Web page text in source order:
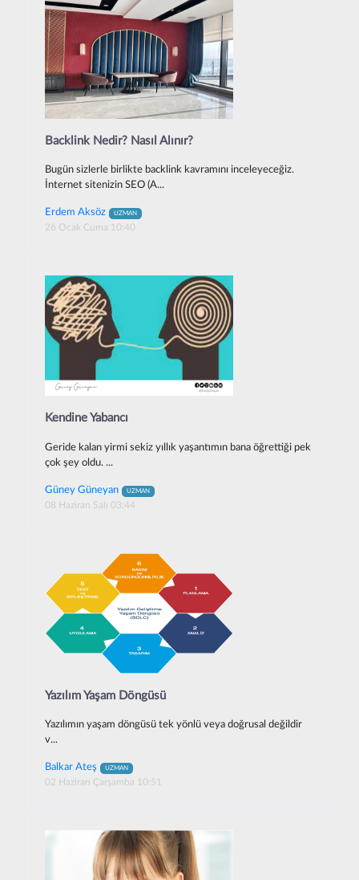
Backlink Nedir? Nasıl Alınır?
Bugün sizlerle birlikte backlink kavramını inceleyeceğiz.
İnternet sitenizin SEO (A...
Erdem Aksöz UZMAN
26 Ocak Cuma 10:40
Kendine Yabancı
Geride kalan yirmi sekiz yıllık yaşantımın bana öğrettiği pek
çok şey oldu. ...
Güney Güneyan UZMAN
08 Haziran Salı 03:44
Yazılım Yaşam Döngüsü
Yazılımın yaşam döngüsü tek yönlü veya doğrusal değildir
v...
Balkar Ateş UZMAN
02 Haziran Çarşamba 10:51